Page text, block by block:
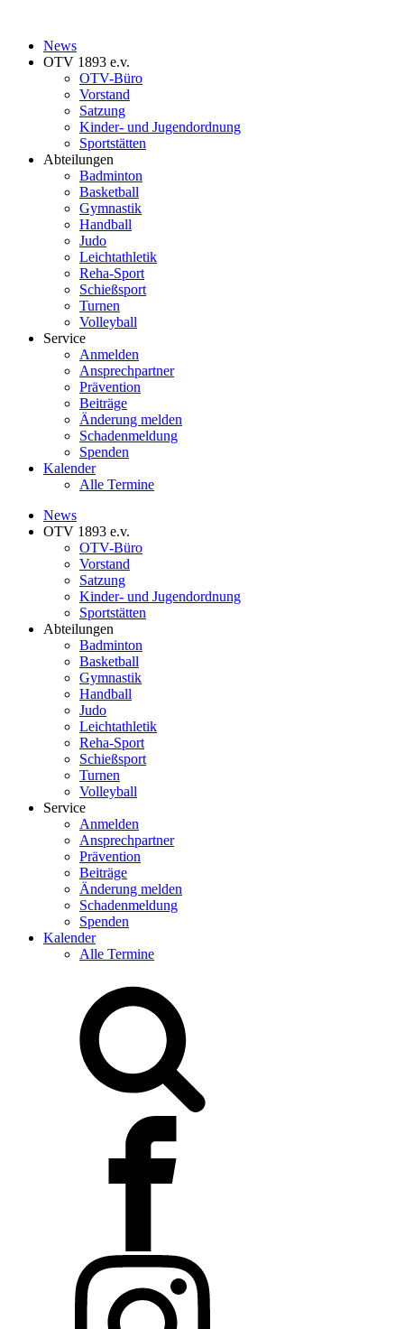
News
OTV 1893 e.v.
OTV-Büro
Vorstand
Satzung
Kinder- und Jugendordnung
Sportstätten
Abteilungen
Badminton
Basketball
Gymnastik
Handball
Judo
Leichtathletik
Reha-Sport
Schießsport
Turnen
Volleyball
Service
Anmelden
Ansprechpartner
Prävention
Beiträge
Änderung melden
Schadenmeldung
Spenden
Kalender
Alle Termine
News
OTV 1893 e.v.
OTV-Büro
Vorstand
Satzung
Kinder- und Jugendordnung
Sportstätten
Abteilungen
Badminton
Basketball
Gymnastik
Handball
Judo
Leichtathletik
Reha-Sport
Schießsport
Turnen
Volleyball
Service
Anmelden
Ansprechpartner
Prävention
Beiträge
Änderung melden
Schadenmeldung
Spenden
Kalender
Alle Termine